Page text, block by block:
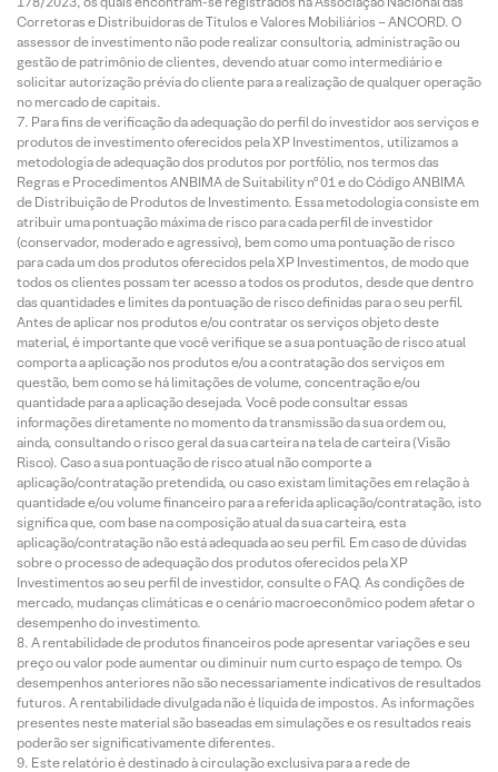
Corretoras e Distribuidoras de Títulos e Valores Mobiliários – ANCORD. O
assessor de investimento não pode realizar consultoria, administração ou
gestão de patrimônio de clientes, devendo atuar como intermediário e
solicitar autorização prévia do cliente para a realização de qualquer operação
no mercado de capitais.
Para fins de verificação da adequação do perfil do investidor aos serviços e
produtos de investimento oferecidos pela XP Investimentos, utilizamos a
metodologia de adequação dos produtos por portfólio, nos termos das
Regras e Procedimentos ANBIMA de Suitability nº 01 e do Código ANBIMA
de Distribuição de Produtos de Investimento. Essa metodologia consiste em
atribuir uma pontuação máxima de risco para cada perfil de investidor
(conservador, moderado e agressivo), bem como uma pontuação de risco
para cada um dos produtos oferecidos pela XP Investimentos, de modo que
todos os clientes possam ter acesso a todos os produtos, desde que dentro
das quantidades e limites da pontuação de risco definidas para o seu perfil.
Antes de aplicar nos produtos e/ou contratar os serviços objeto deste
material, é importante que você verifique se a sua pontuação de risco atual
comporta a aplicação nos produtos e/ou a contratação dos serviços em
questão, bem como se há limitações de volume, concentração e/ou
quantidade para a aplicação desejada. Você pode consultar essas
informações diretamente no momento da transmissão da sua ordem ou,
ainda, consultando o risco geral da sua carteira na tela de carteira (Visão
Risco). Caso a sua pontuação de risco atual não comporte a
aplicação/contratação pretendida, ou caso existam limitações em relação à
quantidade e/ou volume financeiro para a referida aplicação/contratação, isto
significa que, com base na composição atual da sua carteira, esta
aplicação/contratação não está adequada ao seu perfil. Em caso de dúvidas
sobre o processo de adequação dos produtos oferecidos pela XP
Investimentos ao seu perfil de investidor, consulte o FAQ. As condições de
mercado, mudanças climáticas e o cenário macroeconômico podem afetar o
desempenho do investimento.
A rentabilidade de produtos financeiros pode apresentar variações e seu
preço ou valor pode aumentar ou diminuir num curto espaço de tempo. Os
desempenhos anteriores não são necessariamente indicativos de resultados
futuros. A rentabilidade divulgada não é líquida de impostos. As informações
presentes neste material são baseadas em simulações e os resultados reais
poderão ser significativamente diferentes.
Este relatório é destinado à circulação exclusiva para a rede de